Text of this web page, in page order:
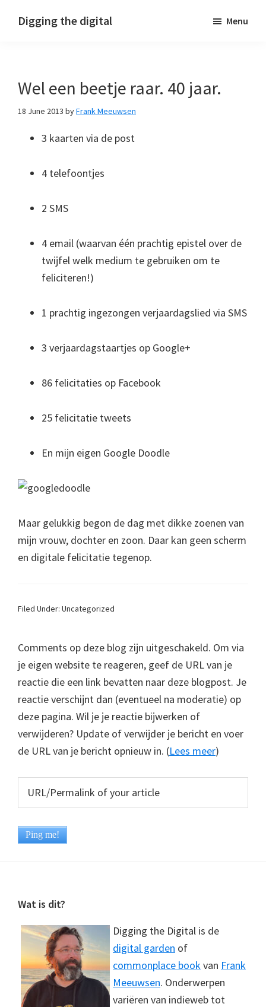
Digging the digital Menu
Wel een beetje raar. 40 jaar.
18 June 2013 byFrank Meeuwsen
3 kaarten via de post
4 telefoontjes
2 SMS
4 email (waarvan één prachtig epistel over de
twijfel welk medium te gebruiken om te
feliciteren!)
1 prachtig ingezongen verjaardagslied via SMS
3 verjaardagstaartjes op Google+
86 felicitaties op Facebook
25 felicitatie tweets
En mijn eigen Google Doodle
Maar gelukkig begon de dag met dikke zoenen van
mijn vrouw, dochter en zoon. Daar kan geen scherm
en digitale felicitatie tegenop.
Filed Under: Uncategorized
Comments op deze blog zijn uitgeschakeld. Om via
je eigen website te reageren, geef de URL van je
reactie die een link bevatten naar deze blogpost. Je
reactie verschijnt dan (eventueel na moderatie) op
deze pagina. Wil je je reactie bijwerken of
verwijderen? Update of verwijder je bericht en voer
de URL van je bericht opnieuw in. (Lees meer)
Footer
Wat is dit?
Digging the Digital is de
digital garden of
commonplace bookvan Frank
Meeuwsen. Onderwerpen
variëren van indieweb tot